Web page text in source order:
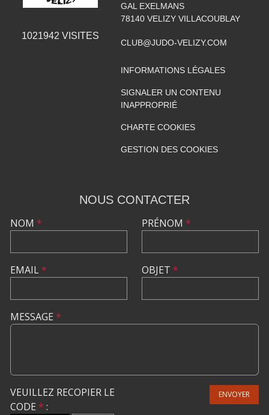
1021942 VISITES
GAL EXELMANS
78140 VELIZY VILLACOUBLAY
CLUB@JUDO-VELIZY.COM
INFORMATIONS LÉGALES
SIGNALER UN CONTENU
INAPPROPRIÉ
CHARTE COOKIES
GESTION DES COOKIES
NOUS CONTACTER
NOM *
EMAIL*
PRÉNOM *
OBJET *
MESSAGE *
VEUILLEZ RECOPIER LE
CODE * :
ENVOYER